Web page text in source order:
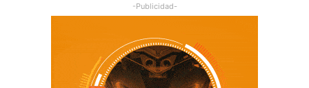
-Publicidad-